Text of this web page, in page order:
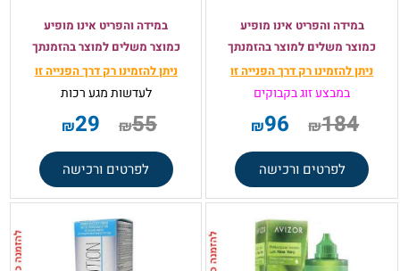
במידה והפריט אינו מופיע
כמוצר משלים למוצר בהזמנתך
ניתן להזמינו רק דרך הפנייה זו
במבצע זוג בקבוקים
₪184
₪96
לפרטים ורכישה
במידה והפריט אינו מופיע
כמוצר משלים למוצר בהזמנתך
ניתן להזמינו רק דרך הפנייה זו
לעדשות מגע רכות
₪55
₪29
לפרטים ורכישה